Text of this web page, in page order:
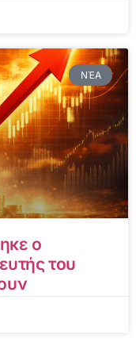
ΝΈΑ
ο
του